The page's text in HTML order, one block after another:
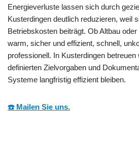
Energieverluste lassen sich durch
Kusterdingen deutlich reduzieren, weil
Betriebskosten beiträgt. Ob Altbau
warm, sicher und effizient, schnell,
professionell. In Kusterdingen
definierten Zielvorgaben und
Systeme langfristig effizient bleiben.
☎️ Mailen Sie uns.